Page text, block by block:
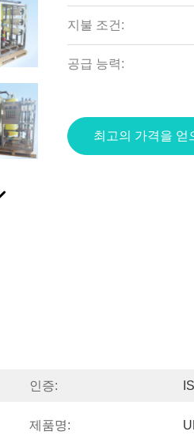
지불 조건:
공급 능력:
최고의 가격을 얻
인증:
제품명: